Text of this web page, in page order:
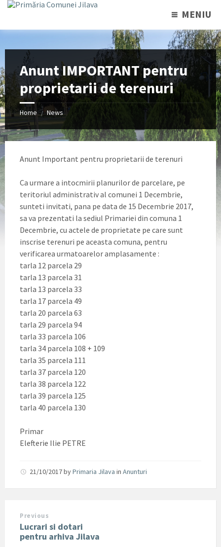
MENIU
Anunt IMPORTANT pentru
proprietarii de terenuri
Home / News
Anunt Important pentru proprietarii de terenuri
Ca urmare a intocmirii planurilor de parcelare, pe
teritoriul administrativ al comunei 1 Decembrie,
sunteti invitati, pana pe data de 15 Decembrie 2017,
sa va prezentati la sediul Primariei din comuna 1
Decembrie, cu actele de proprietate pe care sunt
inscrise terenuri pe aceasta comuna, pentru
verificarea urmatoarelor amplasamente :
tarla 12 parcela 29
tarla 13 parcela 31
tarla 13 parcela 33
tarla 17 parcela 49
tarla 20 parcela 63
tarla 29 parcela 94
tarla 33 parcela 106
tarla 34 parcela 108 + 109
tarla 35 parcela 111
tarla 37 parcela 120
tarla 38 parcela 122
tarla 39 parcela 125
tarla 40 parcela 130
Primar
Elefterie Ilie PETRE
21/10/2017byPrimaria Jilava in Anunturi
Previous
Lucrari si dotari
pentru arhiva Jilava